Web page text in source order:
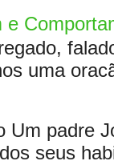
e
uma
Um padre
seus